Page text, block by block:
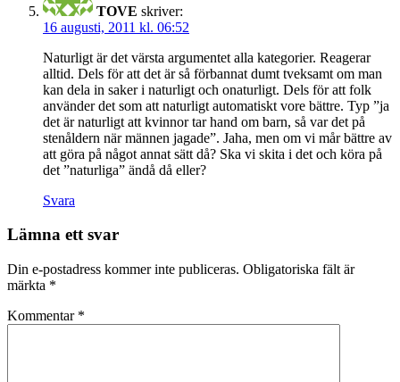
TOVE skriver:
16 augusti, 2011 kl. 06:52
Naturligt är det värsta argumentet alla kategorier. Reagerar
alltid. Dels för att det är så förbannat dumt tveksamt om man
kan dela in saker i naturligt och onaturligt. Dels för att folk
använder det som att naturligt automatiskt vore bättre. Typ ”ja
det är naturligt att kvinnor tar hand om barn, så var det på
stenåldern när männen jagade”. Jaha, men om vi mår bättre av
att göra på något annat sätt då? Ska vi skita i det och köra på
det ”naturliga” ändå då eller?
Svara
Lämna ett svar
Din e-postadress kommer inte publiceras. Obligatoriska fält är
märkta *
Kommentar *